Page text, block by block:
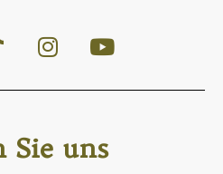
Sie uns